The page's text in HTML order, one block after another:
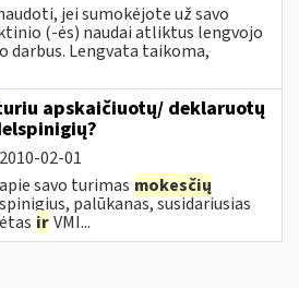
jei sumokėjote už savo
(-ės) naudai atliktus lengvojo
Lengvata taikoma,
apskaičiuotų/ deklaruotų
2010-02-01
savo turimas mokesčių
palūkanas, susidariusias
irVMI...